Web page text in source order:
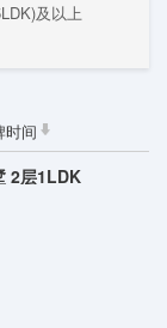
及以上
时间
2层1LDK